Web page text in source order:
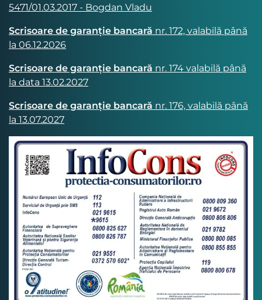
5471/01.03.2017 - Bogdan Vladu
Scrisoare de garanție bancară nr. 172, valabilă până
la 06.12.2026
Scrisoare de garanție bancară nr. 174 valabilă până
la data 13.02.2027
Scrisoare de garanție bancară nr. 176, valabilă până
la 13.07.2027